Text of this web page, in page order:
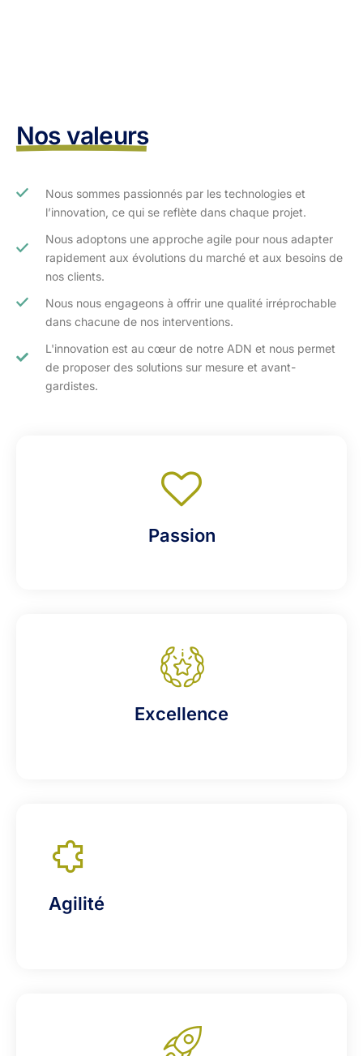
Nos valeurs
Nous sommes passionnés par les technologies et
l’innovation, ce qui se reflète dans chaque projet.
Nous adoptons une approche agile pour nous adapter
rapidement aux évolutions du marché et aux besoins de
nos clients.​
Nous nous engageons à offrir une qualité irréprochable
dans chacune de nos interventions.
L'innovation est au cœur de notre ADN et nous permet
de proposer des solutions sur mesure et avant-
gardistes.
Passion
Excellence
Agilité